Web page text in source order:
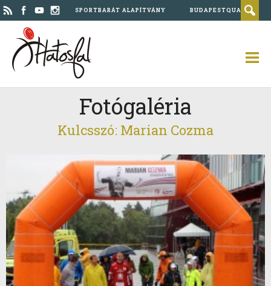
SPORTBARÁT ALAPÍTVÁNY BUDAPESTQUAD
Fotógaléria
Kulcsszó: Marian Cozma